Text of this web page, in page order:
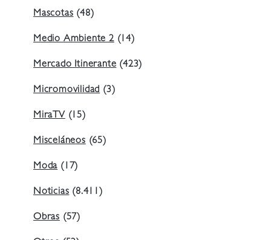
Mascotas (48)
Medio Ambiente 2(14)
Mercado Itinerante (423)
Micromovilidad (3)
MiraTV (15)
Misceláneos (65)
Moda (17)
Noticias (8.411)
Obras (57)